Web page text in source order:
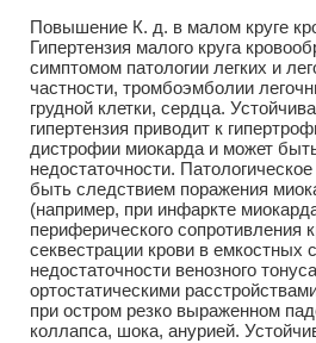
Повышение К. д. в малом круге
Гипертензия малого круга
симптомом патологии легких и
частности, тромбоэмболии
грудной клетки, сердца.
гипертензия приводит к
дистрофии миокарда и может
недостаточности.
быть следствием поражения
(например, при инфаркте
периферического сопротивления
секвестрации крови в емкостных
недостаточности венозного
ортостатическими
при остром резко выраженном
коллапса, шока, анурией.